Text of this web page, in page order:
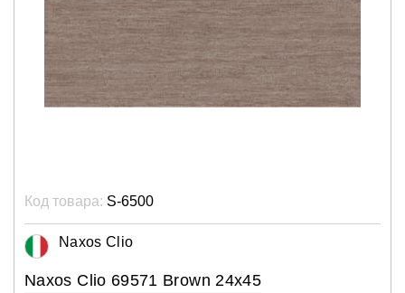
Код товара: S-6500
Naxos Clio
Naxos Clio 69571 Brown 24x45